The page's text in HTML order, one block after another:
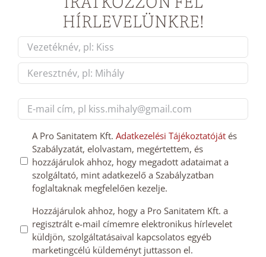
HÍRLEVELÜNKRE!
Név
*
First
mail
cím
GDPT
hozzájárulás
*
A Pro Sanitatem Kft. Adatkezelési Tájékoztatójátés
Szabályzatát, elolvastam, megértettem, és
hozzájárulok ahhoz, hogy megadott adataimat a
szolgáltató, mint adatkezelő a Szabályzatban
foglaltaknak megfelelően kezelje.
Mailchimp
feliratkozás
megerősítése
Hozzájárulok ahhoz, hogy a Pro Sanitatem Kft. a
regisztrált e-mail címemre elektronikus hírlevelet
küldjön, szolgáltatásaival kapcsolatos egyéb
marketingcélú küldeményt juttasson el.